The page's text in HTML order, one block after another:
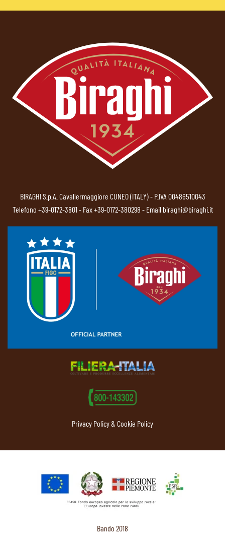
BIRAGHI S.p.A. Cavallermaggiore CUNEO (ITALY) - P.IVA 00486510043
Telefono +39-0172-3801- Fax +39-0172-380298 - Email biraghi@biraghi.it
Privacy Policy & Cookie Policy
Bando 2018